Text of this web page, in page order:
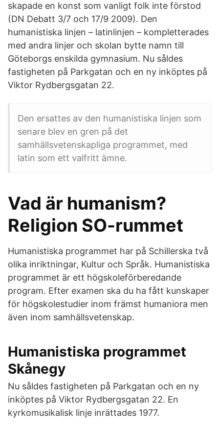
skapade en konst som vanligt folk inte förstod
(DN Debatt 3/7 och 17/9 2009). Den
humanistiska linjen – latinlinjen – kompletterades
med andra linjer och skolan bytte namn till
Göteborgs enskilda gymnasium. Nu såldes
fastigheten på Parkgatan och en ny inköptes på
Viktor Rydbergsgatan 22.
Den ersattes av den humanistiska linjen som
senare blev en gren på det
samhällsvetenskapliga programmet, med
latin som ett valfritt ämne.
Vad är humanism?
Religion SO-rummet
Humanistiska programmet har på Schillerska två
olika inriktningar, Kultur och Språk. Humanistiska
programmet är ett högskoleförberedande
program. Efter examen ska du ha fått kunskaper
för högskolestudier inom främst humaniora men
även inom samhällsvetenskap.
Humanistiska programmet
Skånegy
Nu såldes fastigheten på Parkgatan och en ny
inköptes på Viktor Rydbergsgatan 22. En
kyrkomusikalisk linje inrättades 1977.